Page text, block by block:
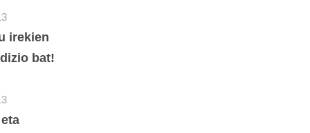
irekien
bat!